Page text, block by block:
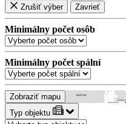
Zrušiť výber Zavrieť
Minimálny počet osôb
Minimálny počet spální
Zobraziť mapu
Typ objektu